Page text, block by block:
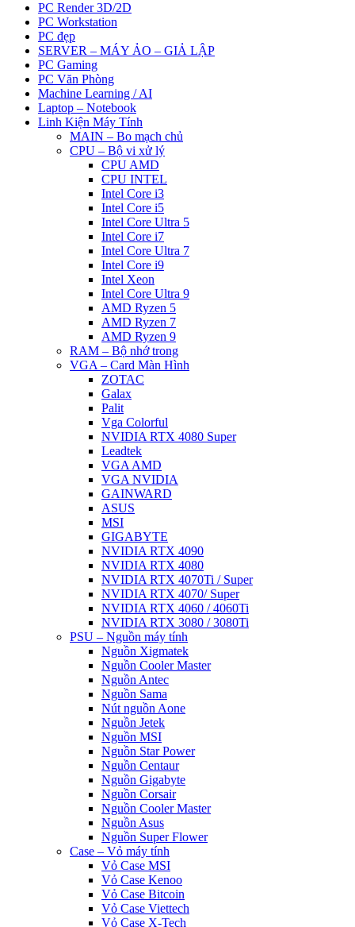
PC Render 3D/2D
PC Workstation
PC đẹp
SERVER – MÁY ẢO – GIẢ LẬP
PC Gaming
PC Văn Phòng
Machine Learning / AI
Laptop – Notebook
Linh Kiện Máy Tính
MAIN – Bo mạch chủ
CPU – Bộ vi xử lý
CPU AMD
CPU INTEL
Intel Core i3
Intel Core i5
Intel Core Ultra 5
Intel Core i7
Intel Core Ultra 7
Intel Core i9
Intel Xeon
Intel Core Ultra 9
AMD Ryzen 5
AMD Ryzen 7
AMD Ryzen 9
RAM – Bộ nhớ trong
VGA – Card Màn Hình
ZOTAC
Galax
Palit
Vga Colorful
NVIDIA RTX 4080 Super
Leadtek
VGA AMD
VGA NVIDIA
GAINWARD
ASUS
MSI
GIGABYTE
NVIDIA RTX 4090
NVIDIA RTX 4080
NVIDIA RTX 4070Ti / Super
NVIDIA RTX 4070/ Super
NVIDIA RTX 4060 / 4060Ti
NVIDIA RTX 3080 / 3080Ti
PSU – Nguồn máy tính
Nguồn Xigmatek
Nguồn Cooler Master
Nguồn Antec
Nguồn Sama
Nút nguồn Aone
Nguồn Jetek
Nguồn MSI
Nguồn Star Power
Nguồn Centaur
Nguồn Gigabyte
Nguồn Corsair
Nguồn Cooler Master
Nguồn Asus
Nguồn Super Flower
Case – Vỏ máy tính
Vỏ Case MSI
Vỏ Case Kenoo
Vỏ Case Bitcoin
Vỏ Case Viettech
Vỏ Case X-Tech